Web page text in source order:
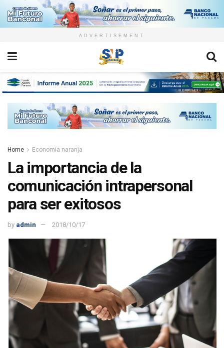
ADVERTISEMENT
Home Economía naranja
La importancia de la
comunicación intrapersonal
para ser exitosos
by admin 2018/10/17